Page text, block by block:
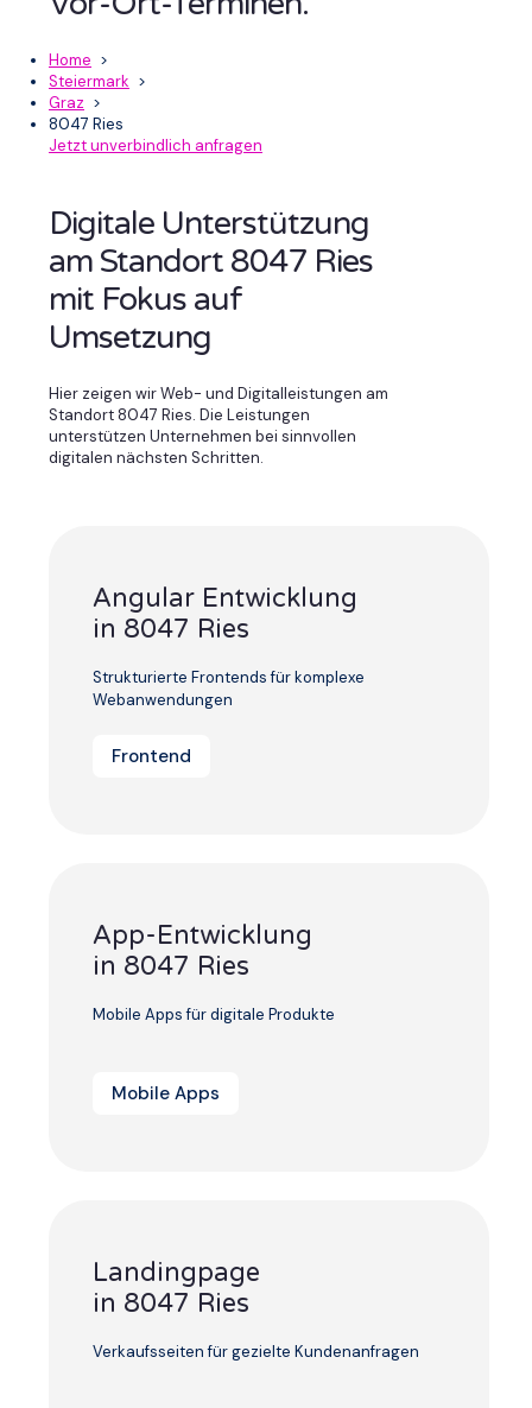
Home >
Steiermark >
Graz >
8047 Ries
Jetzt unverbindlich anfragen
Digitale Unterstützung
am Standort 8047 Ries
mit Fokus auf
Umsetzung
Hier zeigen wir Web- und Digitalleistungen am
Standort 8047 Ries. Die Leistungen
unterstützen Unternehmen bei sinnvollen
digitalen nächsten Schritten.
Angular Entwicklung
in 8047 Ries
Strukturierte Frontends für komplexe
Webanwendungen
Frontend
App-Entwicklung
in 8047 Ries
Mobile Apps für digitale Produkte
Mobile Apps
Landingpage
in 8047 Ries
Verkaufsseiten für gezielte Kundenanfragen